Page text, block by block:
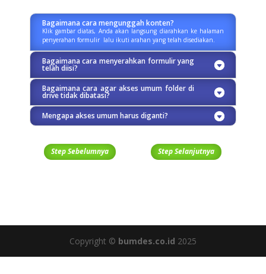
Bagaimana cara mengunggah konten?
Klik gambar diatas, Anda akan langsung diarahkan ke halaman
penyerahan formulir lalu ikuti arahan yang telah disediakan.
Bagaimana cara menyerahkan formulir yang
telah diisi?
Bagaimana cara agar akses umum folder di
drive tidak dibatasi?
Mengapa akses umum harus diganti?
Step Sebelumnya Step Selanjutnya
Copyright © bumdes.co.id 2025